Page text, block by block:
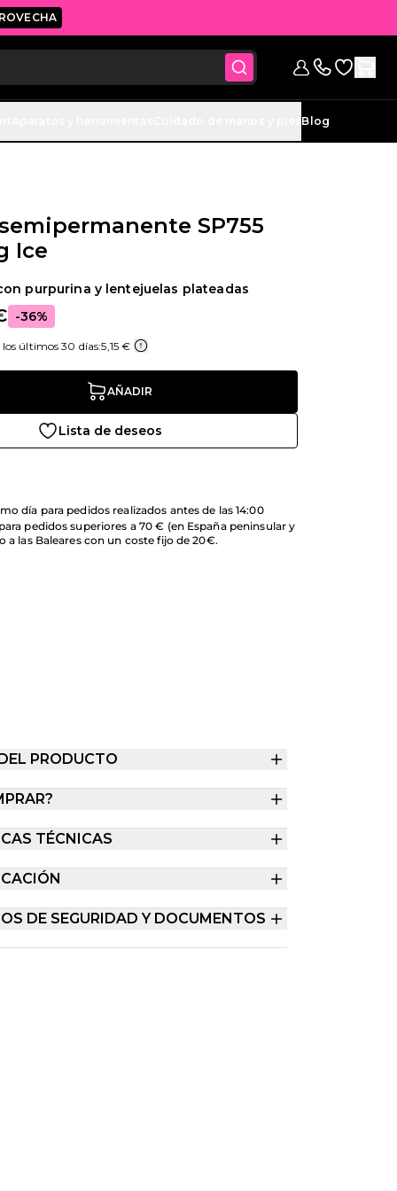
Ir a la
Blog
SP755
Ice
purpurina y lentejuelas plateadas
-36%
últimos 30 días:5,15 €
AÑADIR
Lista de deseos
día para pedidos realizados antes de las 14:00
pedidos superiores a 70 € (en España peninsular y
a las Baleares con un coste fijo de 20€.
PRODUCTO
TÉCNICAS
DE SEGURIDAD Y DOCUMENTOS